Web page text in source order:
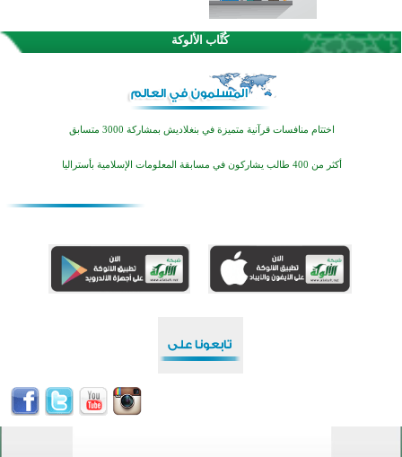
كُتَّاب الألوكة
اختتام منافسات قرآنية متميزة في بنغلاديش بمشاركة 3000 متسابق
أكثر من 400 طالب يشاركون في مسابقة المعلومات الإسلامية بأستراليا
أكبر مشروع إسلامي في ريف أستراليا يفتتح أبوابه بعد سنوات من العمل والعطاء
اختتام الدورة التاسعة لمسابقة حفظ وتلاوة القرآن الكريم في أزناكاييف